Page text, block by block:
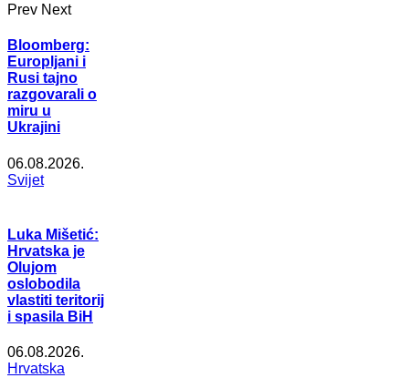
Prev Next
Bloomberg:
Europljani i
Rusi tajno
razgovarali o
miru u
Ukrajini
06.08.2026.
Svijet
Luka Mišetić:
Hrvatska je
Olujom
oslobodila
vlastiti teritorij
i spasila BiH
06.08.2026.
Hrvatska